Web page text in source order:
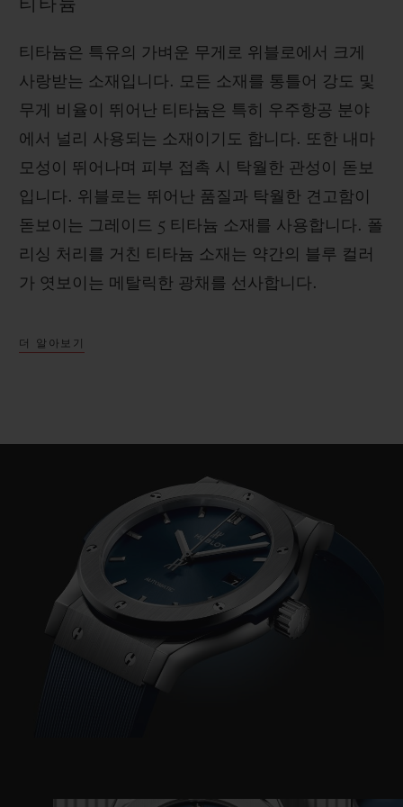
티타늄
티타늄은 특유의 가벼운 무게로 위블로에서 크게
사랑받는 소재입니다. 모든 소재를 통틀어 강도 및
무게 비율이 뛰어난 티타늄은 특히 우주항공 분야
에서 널리 사용되는 소재이기도 합니다. 또한 내마
모성이 뛰어나며 피부 접촉 시 탁월한 관성이 돋보
입니다. 위블로는 뛰어난 품질과 탁월한 견고함이
돋보이는 그레이드 5 티타늄 소재를 사용합니다. 폴
리싱 처리를 거친 티타늄 소재는 약간의 블루 컬러
가 엿보이는 메탈릭한 광채를 선사합니다.
더 알아보기